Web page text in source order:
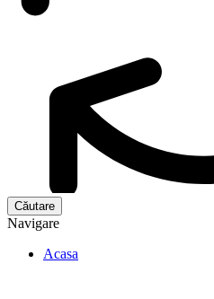
Navigare
Acasa